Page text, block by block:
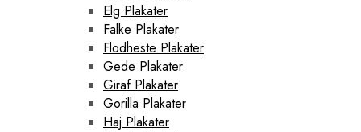
Elg Plakater
Falke Plakater
Flodheste Plakater
Gede Plakater
Giraf Plakater
Gorilla Plakater
Haj Plakater